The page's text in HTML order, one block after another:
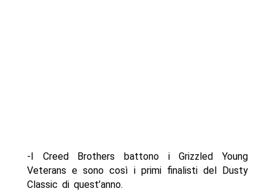
-I Creed Brothers battono i Grizzled Young
Veterans e sono così i primi finalisti del Dusty
Classic di quest’anno.